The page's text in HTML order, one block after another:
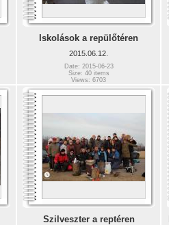
Iskolások a repülőtéren
2015.06.12.
Date: 2015-06-23
Size: 40 items
Views: 6703
Szilveszter a reptéren